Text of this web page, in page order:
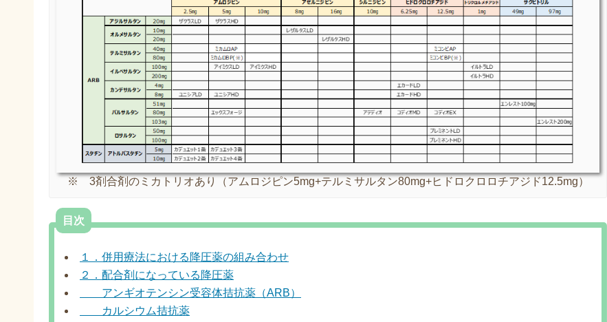
※ 3剤合剤のミカトリオあり（アムロジピン5mg+テルミサルタン80mg+ヒドロクロロチアジド12.5mg）
目次
１．併用療法における降圧薬の組み合わせ
２．配合剤になっている降圧薬
アンギオテンシン受容体拮抗薬（ARB）
カルシウム拮抗薬